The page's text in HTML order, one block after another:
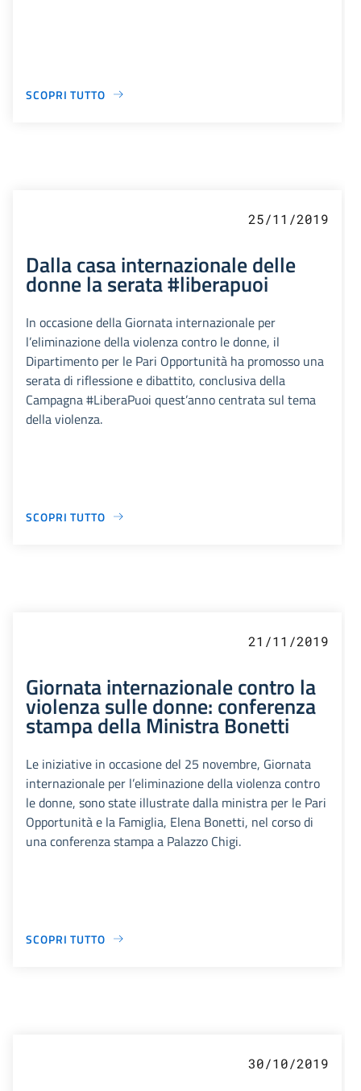
SCOPRI TUTTO
25/11/2019
Dalla casa internazionale delle
donne la serata #liberapuoi
In occasione della Giornata internazionale per
l’eliminazione della violenza contro le donne, il
Dipartimento per le Pari Opportunità ha promosso una
serata di riflessione e dibattito, conclusiva della
Campagna #LiberaPuoi quest’anno centrata sul tema
della violenza.
SCOPRI TUTTO
21/11/2019
Giornata internazionale contro la
violenza sulle donne: conferenza
stampa della Ministra Bonetti
Le iniziative in occasione del 25 novembre, Giornata
internazionale per l’eliminazione della violenza contro
le donne, sono state illustrate dalla ministra per le Pari
Opportunità e la Famiglia, Elena Bonetti, nel corso di
una conferenza stampa a Palazzo Chigi.
SCOPRI TUTTO
30/10/2019